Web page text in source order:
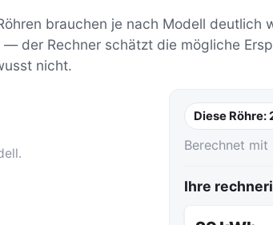
brauchen je nach Modell deutlich
der Rechner schätzt die mögliche
nicht.
Diese Röhre:
Berechnet mit
Ihre